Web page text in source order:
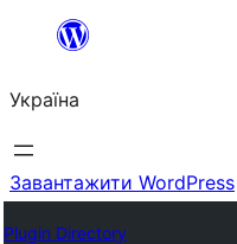
Перейти
вмісту
Україна
Завантажити WordPress
Plugin Directory